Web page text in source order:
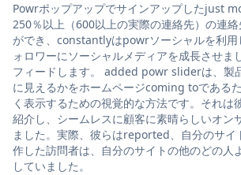
Powrポップアップでサインアップしたjust
250％以上（600以上の実際の連絡先）の連
ができ、constantlyはpowrソーシャルを利用
ォロワーにソーシャルメディアを成長させま
フィードします。 added powr sliderは、製
に見えるかをホームページcoming toである
く表示するための視覚的な方法です。それは
紹介し、シームレスに顧客に素晴らしいオン
ました。実際、彼らはreported、自分のサ
作した訪問者は、自分のサイトの他のどの人
していました。